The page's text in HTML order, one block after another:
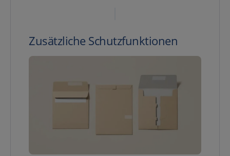
Zusätzliche Schutzfunktionen